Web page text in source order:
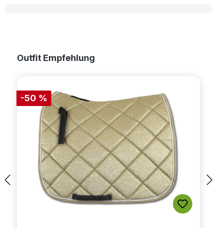
Produktgalerie überspringen
Outfit Empfehlung
-50 %